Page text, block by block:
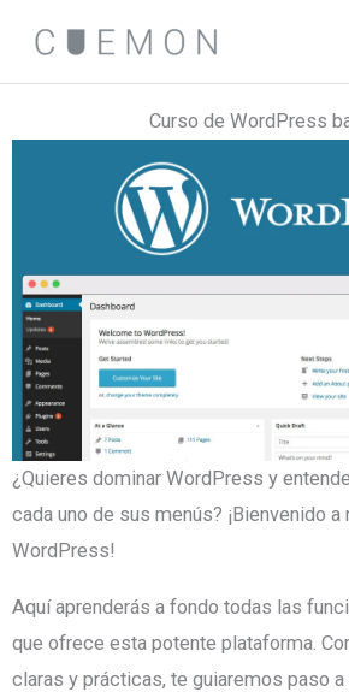
contenido
Curso de WordPress
¿Quieres dominar WordPress y
cada uno de sus menús? ¡Bienvenido
WordPress!
Aquí aprenderás a fondo todas las
que ofrece esta potente plataforma.
claras y prácticas, te guiaremos paso a